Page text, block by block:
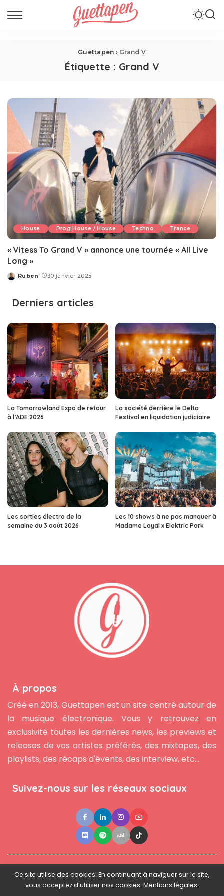
Guettapen › Grand V
Étiquette : Grand V
House Prog House / House Techno Trance
« Vitess To Grand V » annonce une tournée « All Live
Long »
Posted
Ruben 30 janvier 2025
Derniers articles
La Tomorrowland Expo de retour
à l’ADE 2026
La société derrière le Delta
Festival en liquidation judiciaire
Les sorties électro de la
semaine du 3 août 2026
Les 10 shows à ne pas manquer à
Madame Loyal x Elektric Park
À propos
Créé en 2013, Guettapen est un site centré autour de
la musique électronique. Vous y retrouvez en
exclusivité toutes les dernières news, les previews et
releases de vos artistes préférés, des mixtapes, des
playlists, des récaps d'évents, des interview, etc...
Suivez-nous sur les réseaux sociaux
Contact ●Newsletter ● L'équipe ● Mentions légales
Ce site utilise des cookies. En continuant à naviguer sur le site,
vous acceptez d’utiliser nos cookies. Mentions légales.